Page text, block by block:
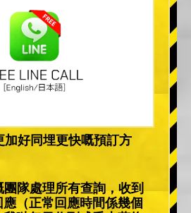
好同埋更快嘅預訂方
隊處理所有查詢，收到
（正常回應時間係幾個